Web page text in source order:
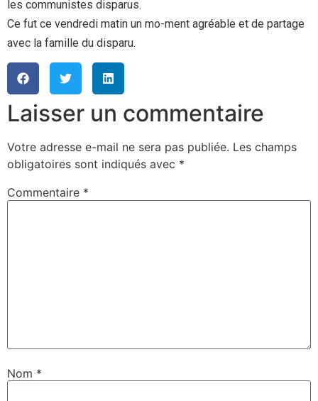
les communistes disparus.
Ce fut ce vendredi matin un mo-ment agréable et de partage
avec la famille du disparu.
Laisser un commentaire
Votre adresse e-mail ne sera pas publiée. Les champs
obligatoires sont indiqués avec *
Commentaire *
Nom *